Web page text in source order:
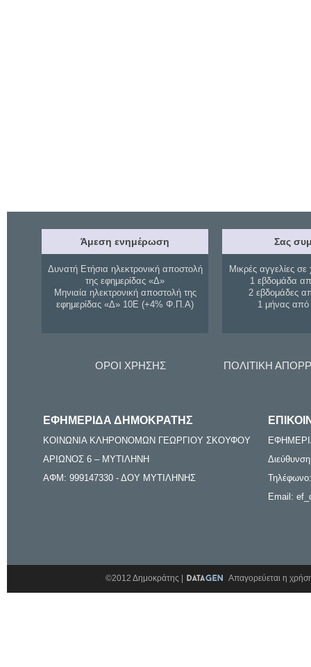
Άμεση ενημέρωση
Δυνατή Ετήσια ηλεκτρονική αποστολή
της εφημερίδας «Δ»
Μηνιαία ηλεκτρονική αποστολή της
εφημερίδας «Δ» 10Ε (+4% Φ.Π.Α)
Σας
Μικρές αγγελίες σε
1 εβδομάδα
2 εβδομάδες
1 μήνας
ΟΡΟΙ ΧΡΗΣΗΣ ΠΟΛΙΤΙΚΗ
ΕΦΗΜΕΡΙΔΑ ΔΗΜΟΚΡΑΤΗΣ
ΚΟΙΝΩΝΙΑ ΚΛΗΡΟΝΟΜΩΝ ΓΕΩΡΓΙΟΥ ΣΚΟΥΦΟΥ
ΑΡΙΩΝΟΣ 6 – ΜΥΤΙΛΗΝΗ
ΑΦΜ: 999147330 - ΔΟΥ ΜΥΤΙΛΗΝΗΣ
Email:
©2012 Δημοκράτης | Απαγορεύεται η